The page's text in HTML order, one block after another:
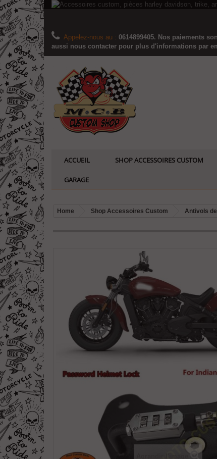
Appelez-nous au : 0614899405. Nos paiements
aussi nous contacter pour plus d'informations par
ACCUEIL SHOP ACCESSOIRES CUSTOM
GARAGE
Home Shop Accessoires Custom Antivols